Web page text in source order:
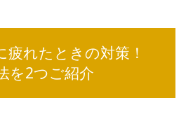
疲れたときの対策！
を2つご紹介